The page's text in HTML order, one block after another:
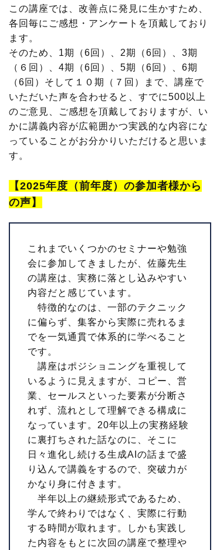
この講座では、改善点に発見に生かすため、
各回毎にご感想・アンケートを頂戴しており
ます。
そのため、1期（6回）、2期（6回）、3期
（６回）、4期（6回）、5期（6回）、6期
（6回）そして１０期（７回）まで、講座で
いただいた声を合わせると、すでに500以上
のご意見、ご感想を頂戴しておりますが、い
かに講義内容が広範囲かつ実践的な内容にな
っていることがお分かりいただけると思いま
す。
【2025年度（前年度）の参加者様から
の声】
これまでいくつかのセミナーや勉強
会に参加してきましたが、佐藤先生
の講座は、実務に落とし込みやすい
内容だと感じています。
特徴的なのは、一部のテクニック
に偏らず、集客から実際に売れるま
でを一気通貫で体系的に学べること
です。
講座はポジショニングを重視して
いるように見えますが、コピー、営
業、セールスといった要素が分断さ
れず、流れとして理解できる構成に
なっています。20年以上の実務経験
に裏打ちされた話なのに、そこに
日々進化し続ける生成AIの話まで盛
り込んで講義をするので、突破力が
かなり身に付きます。
半年以上の継続形式であるため、
学んで終わりではなく、実際に行動
する時間が取れます。しかも実践し
た内容をもとに次回の講座で整理や